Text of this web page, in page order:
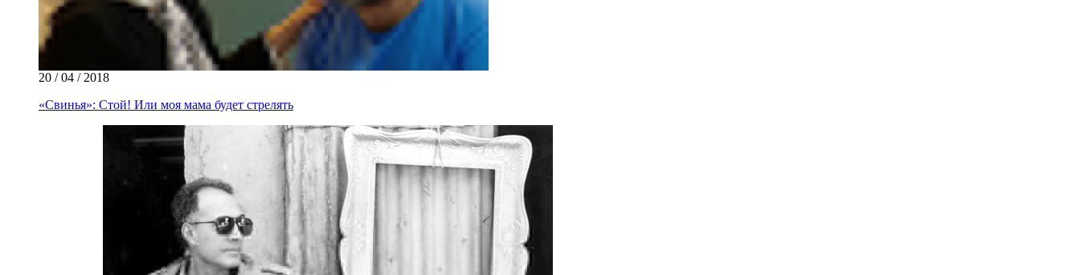
20 / 04 / 2018
«Свинья»: Стой! Или моя мама будет стрелять